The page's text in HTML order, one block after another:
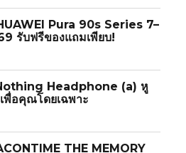
Pura 90s Series 7–
รับฟรีของแถมเพียบ!
Headphone (a) หู
พื่อคุณโดยเฉพาะ
THE MEMORY